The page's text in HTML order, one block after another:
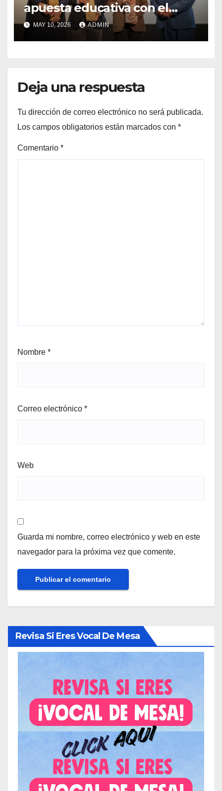
apuesta educativa con el
lanzamiento del
Preuniversitario Brotes 2026
MAY 10, 2026 ADMIN
Deja una respuesta
Tu dirección de correo electrónico no será publicada.
Los campos obligatorios están marcados con *
Comentario *
Nombre *
Correo electrónico *
Web
Guarda mi nombre, correo electrónico y web en este
navegador para la próxima vez que comente.
Revisa Si Eres Vocal De Mesa